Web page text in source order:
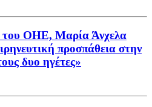
του ΟΗΕ, Μαρία Άνχελα
προσπάθεια στην
δυο ηγέτες»